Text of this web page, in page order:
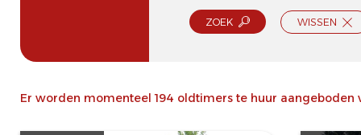
ZOEK WISSEN
Er worden momenteel 194 oldtimers te huur aangeboden